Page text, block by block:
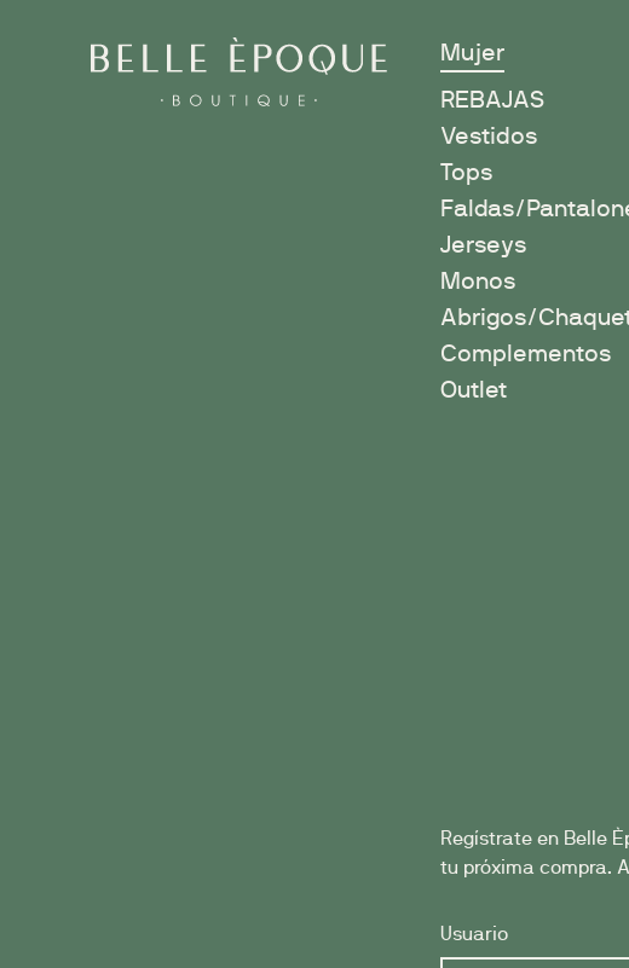
Mujer
REBAJAS
Vestidos
Tops
Faldas/
Jerseys
Monos
Abrigos/
Complementos
Outlet
Regístrate en Belle
tu próxima compra.
Usuario